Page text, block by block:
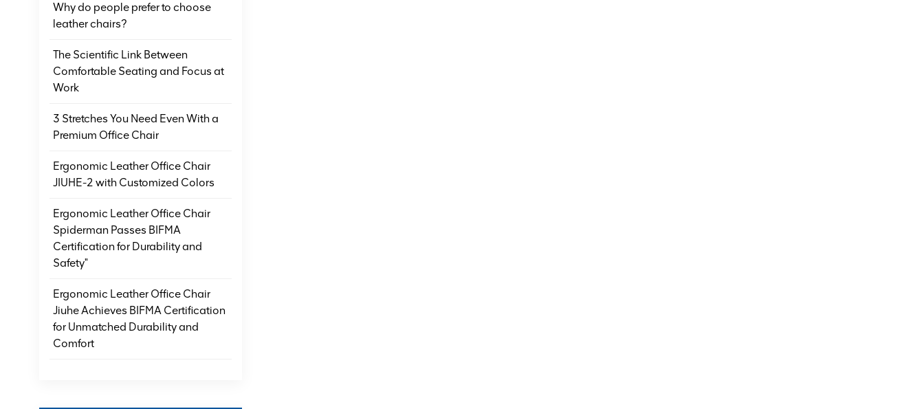
Why do people prefer to choose
leather chairs?
The Scientific Link Between
Comfortable Seating and Focus at
Work
3 Stretches You Need Even With a
Premium Office Chair
Ergonomic Leather Office Chair
JIUHE-2 with Customized Colors
Ergonomic Leather Office Chair
Spiderman Passes BIFMA
Certification for Durability and
Safety"
Ergonomic Leather Office Chair
Jiuhe Achieves BIFMA Certification
for Unmatched Durability and
Comfort